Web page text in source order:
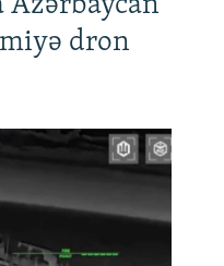
Azərbaycan
dron